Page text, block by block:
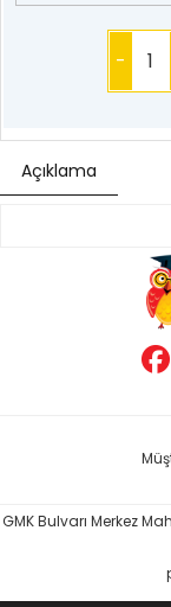
-
Açıklama
GMK Bulvarı Merkez